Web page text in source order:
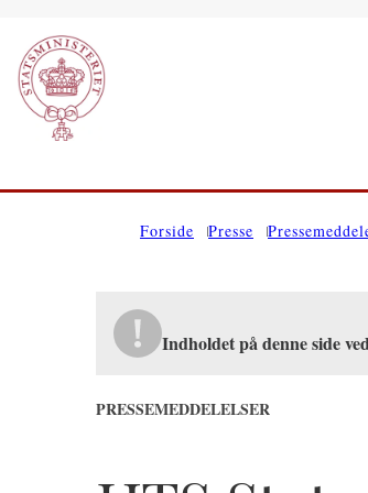
Forside Presse
Indholdet på denne side
PRESSEMEDDELELSER